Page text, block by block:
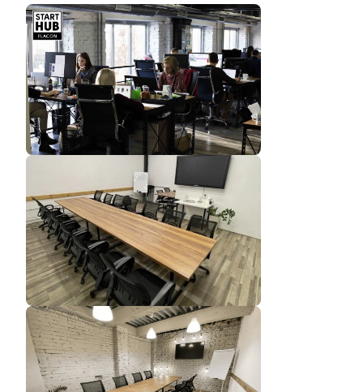
строение 12, вход 6